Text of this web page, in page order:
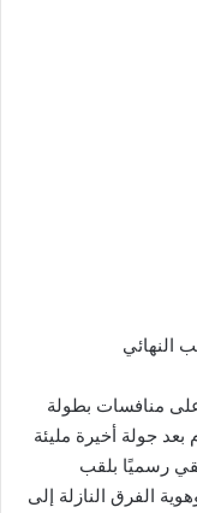
النهائي
الستار اليوم الخميس 14 ماي 2026 على منافسات بطولة
بعد جولة أخيرة مليئة
رسميًا بلقب
الفرق النازلة إلى